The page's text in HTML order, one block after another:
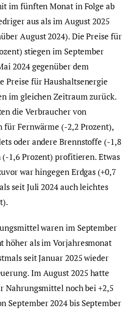
im fünften Monat in Folge ab
aus als im August 2025
August 2024). Die Preise für
stiegen im September
2024 gegenüber dem
Preise für Haushaltsenergie
im gleichen Zeitraum zurück.
die Verbraucher von
für Fernwärme (-2,2 Prozent),
oder andere Brennstoffe (-1,8
1,6 Prozent) profitieren. Etwas
war hingegen Erdgas (+0,7
seit Juli 2024 auch leichtes
waren im September
höher als im Vorjahresmonat
seit Januar 2025 wieder
Im August 2025 hatte
Nahrungsmittel noch bei +2,5
September 2024 bis September